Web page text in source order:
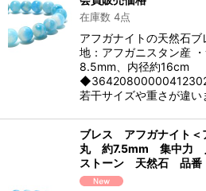
在庫数 4点
アフガナイトの天然石
地：アフガニスタン産
8.5mm、内径約16cm
若干サイズや重さが違
ブレス アフガナイト＜
丸 約7.5mm 集中力
ストーン 天然石 品番